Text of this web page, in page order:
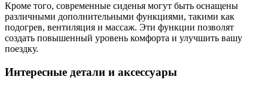
Кроме того, современные сиденья могут быть оснащены
различными дополнительными функциями, такими как
подогрев, вентиляция и массаж. Эти функции позволят
создать повышенный уровень комфорта и улучшить вашу
поездку.
Интересные детали и аксессуары